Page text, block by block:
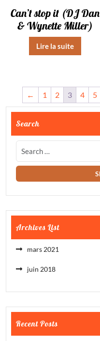
Can’t stop it (DJ Dan
& Wynette Miller)
Lire la suite
← 1 2 3 4 5
Search
Archives List
mars 2021
juin 2018
Recent Posts